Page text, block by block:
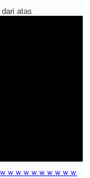
atas
ｗｗｗｗｗｗｗｗｗ